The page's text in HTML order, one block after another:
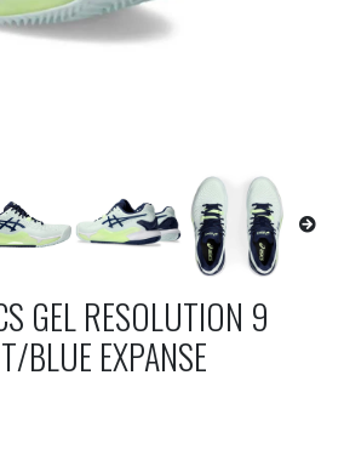
GEL RESOLUTION 9
BLUE EXPANSE